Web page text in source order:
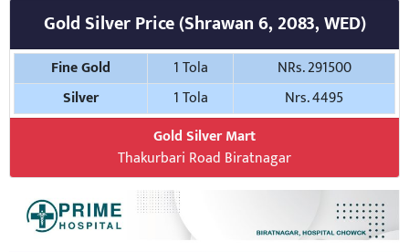
Gold Silver Price (Shrawan 6, 2083, WED)
Fine Gold 1 Tola
NRs. 291500
Silver
1 Tola
Nrs. 4495
Gold Silver Mart
Thakurbari Road Biratnagar